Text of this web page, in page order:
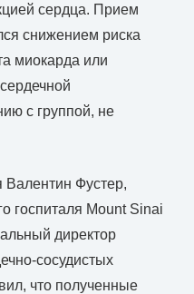
сердца. Прием
снижением риска
миокарда или
с группой, не
Валентин Фустер,
госпиталя Mount Sinai
директор
сосудистых
что полученные